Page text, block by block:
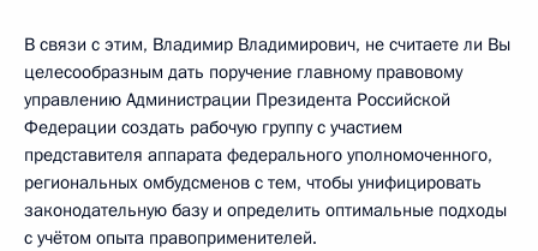
В связи с этим, Владимир Владимирович, не считаете ли Вы
целесообразным дать поручение главному правовому
управлению Администрации Президента Российской
Федерации создать рабочую группу с участием
представителя аппарата федерального уполномоченного,
региональных омбудсменов с тем, чтобы унифицировать
законодательную базу и определить оптимальные подходы
с учётом опыта правоприменителей.